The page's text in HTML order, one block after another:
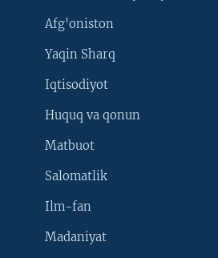
Afg'oniston
Yaqin Sharq
Iqtisodiyot
Huquq va qonun
Matbuot
Salomatlik
Ilm-fan
Madaniyat